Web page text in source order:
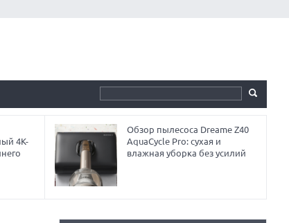
4K-
Обзор пылесоса Dreame Z40
AquaCycle Pro: сухая и
влажная уборка без усилий
КАК БЕЗОПАСНО КУПИТЬ Б/У
ОБЗОР ПЫЛЕСОСА DREAME Z40